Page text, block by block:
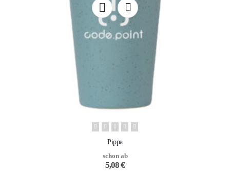
Pippa
schon ab
5,08€